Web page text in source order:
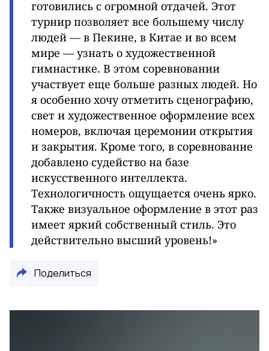
готовились с огромной отдачей. Этот
турнир позволяет все большему числу
людей — в Пекине, в Китае и во всем
мире — узнать о художественной
гимнастике. В этом соревновании
участвует еще больше разных людей. Но
я особенно хочу отметить сценографию,
свет и художественное оформление всех
номеров, включая церемонии открытия
и закрытия. Кроме того, в соревнование
добавлено судейство на базе
искусственного интеллекта.
Технологичность ощущается очень ярко.
Также визуальное оформление в этот раз
имеет яркий собственный стиль. Это
действительно высший уровень!»
Поделиться